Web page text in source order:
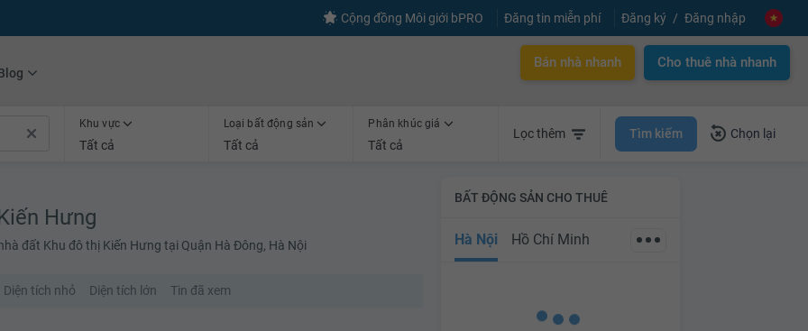
Cộng đồng Môi giới bPRO Đăng tin miễn phí Đăng ký Đăng nhập
Bán nhà nhanh Cho thuê nhà nhanh
Khu vực
Tất cả
Loại bất động sản
Tất cả
Phân khúc giá
Tất cả
Lọc thêm Tìm kiếm Chọn lại
Hưng
đất Khu đô thị Kiến Hưng tại Quận Hà Đông, Hà Nội
Diện tích nhỏ Diện tích lớn Tin đã xem
BẤT ĐỘNG SẢN CHO THUÊ
Hà Nội Hồ Chí Minh